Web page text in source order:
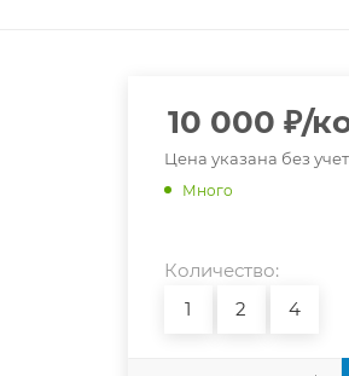
10 000 ₽/
Цена указана без
Много
Количество:
1
2 4